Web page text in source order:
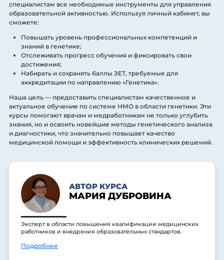
специалистам все необходимые инструменты для управления
образовательной активностью. Используя личный кабинет, вы
сможете:
Повышать уровень профессиональных компетенций и
знаний в генетике;
Отслеживать прогресс обучения и фиксировать свои
достижения;
Набирать и сохранять баллы ЗЕТ, требуемые для
аккредитации по направлению «Генетика».
Наша цель — предоставить специалистам качественное и
актуальное обучение по системе НМО в области генетики. Эти
курсы помогают врачам и медработникам не только углубить
знания, но и освоить новейшие методы генетического анализа
и диагностики, что значительно повышает качество
медицинской помощи и эффективность клинических решений.
АВТОР КУРСА
МАРИЯ ДУБРОВИНА
Эксперт в области повышения квалификации медицинских
работников и внедрения образовательных стандартов.
Подробнее